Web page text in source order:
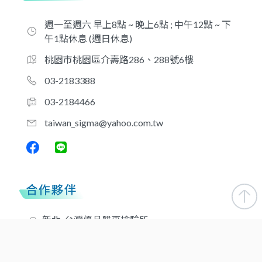
週一至週六 早上8點 ~ 晚上6點 ; 中午12點 ~ 下
午1點休息 (週日休息)
桃園市桃園區介壽路286、288號6樓
03-2183388
03-2184466
taiwan_sigma@yahoo.com.tw
合作夥伴
新北-台灣優品醫事檢驗所